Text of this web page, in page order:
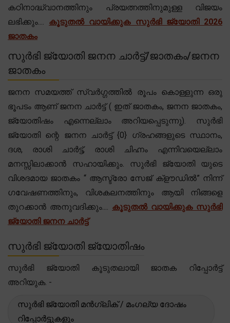
കഠിനാദ്ധ്വാനത്തിനും പ്രയത്നത്തിനുമുള്ള വിജയം
ലഭിക്കും.... കൂടുതൽ വായിക്കുക സുർഭി ജ്യോതി 2026
ജാതകം
സുർഭി ജ്യോതി ജനന ചാർട്ട്/ജാതകം/ജനന
ജാതകം
ജനന സമയത്ത് സ്വർഗ്ഗത്തിൽ രൂപം കൊള്ളുന്ന ഒരു
ഭൂപടം ആണ് ജനന ചാർട്ട് ( ഇത് ജാതകം, ജനന ജാതകം,
ജ്യോതിഷം എന്നെല്ലാം അറിയപ്പെടുന്നു). സുർഭി
ജ്യോതി ന്റെ ജനന ചാർട്ട് {0} ഗ്രഹങ്ങളുടെ സ്ഥാനം,
ദശ, രാശി ചാർട്ട്, രാശി ചിഹ്നം എന്നിവയെല്ലാം
മനസ്സിലാക്കാൻ സഹായിക്കും. സുർഭി ജ്യോതി യുടെ
വിശദമായ ജാതകം “ ആസ്ട്രോ സേജ് ക്‌ളൗഡിൽ” നിന്ന്
ഗവേഷണത്തിനും, വിശകലനത്തിനും ആയി നിങ്ങളെ
തുറക്കാൻ അനുവദിക്കും.... കൂടുതൽ വായിക്കുക സുർഭി
ജ്യോതി ജനന ചാർട്ട്
സുർഭി ജ്യോതി ജ്യോതിഷം
സുർഭി ജ്യോതി കൂടുതലായി ജാതക റിപ്പോർട്ട്
അറിയുക. -
സുർഭി ജ്യോതി മൻഗ്ലിക് / മംഗല്യ ദോഷം
റിപ്പോർട്ടുകളും